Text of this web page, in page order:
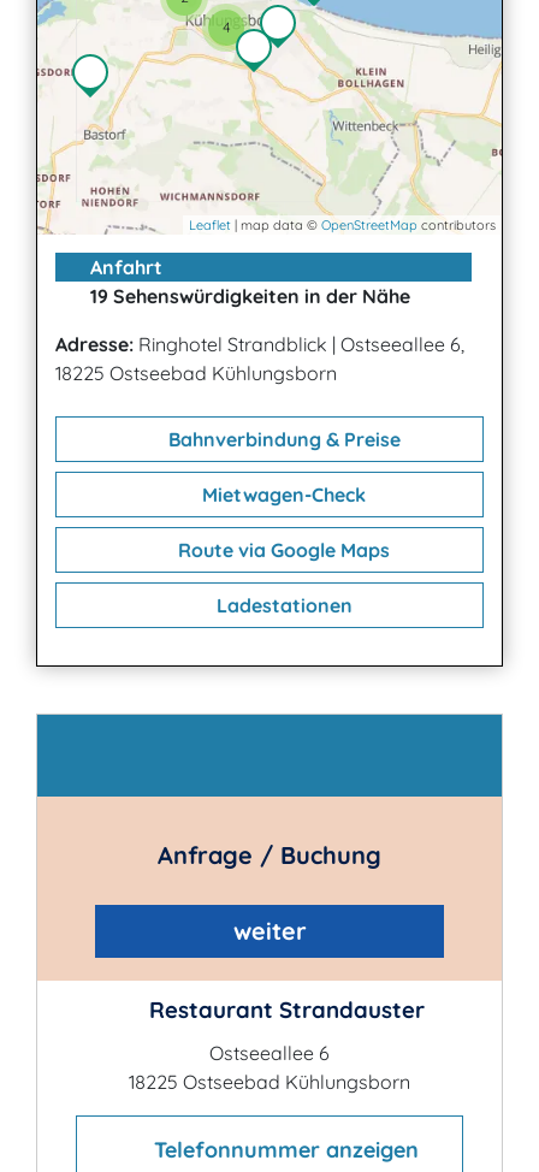
4
Leaflet | map data © OpenStreetMap contributors
Anfahrt
19 Sehenswürdigkeiten in der Nähe
Adresse: Ringhotel Strandblick | Ostseeallee 6,
18225 Ostseebad Kühlungsborn
Bahnverbindung & Preise
Mietwagen-Check
Route via Google Maps
Ladestationen
Anfrage / Buchung
weiter
Restaurant Strandauster
Ostseeallee 6
18225 Ostseebad Kühlungsborn
Telefonnummer anzeigen